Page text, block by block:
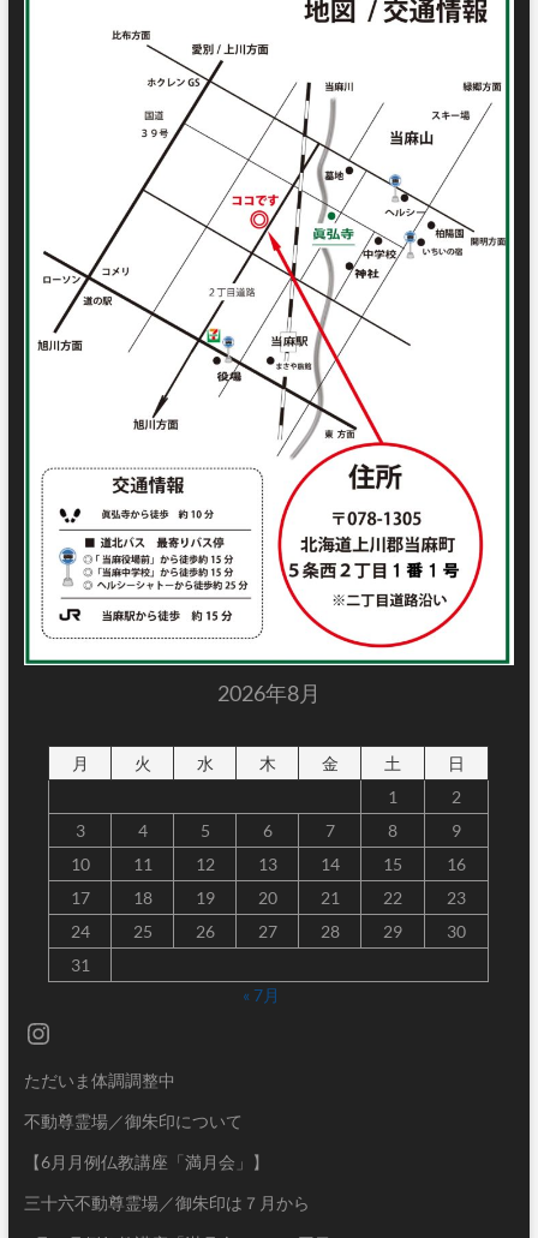
2026年8月
月 火 水 木 金 土
日
1
2
3
4 5 6 7 8
9
10
11 12 13 14 15
16
17
18 19 20 21 22
23
24
25 26 27 28 29
30
31
« 7月
Instagram
ただいま体調調整中
不動尊霊場／御朱印について
【6月月例仏教講座「満月会」】
三十六不動尊霊場／御朱印は７月から